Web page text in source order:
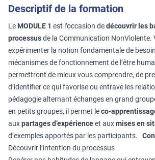
Descriptif de la formation
Le MODULE 1 est l’occasion dedécouvrir les
processusde la Communication NonViolente.
expérimenter la notion fondamentale de
mécanismes de fonctionnement de l’être
permettront de mieux vous comprendre, de
d’identifier ce qui favorise ou entrave les
pédagogie alternant échanges en grand
en petits groupes, il permet leco-
auxpartages d’expérienceet auxmises en
d’exemples apportés par les participants.
Découvrir l’intention du processus